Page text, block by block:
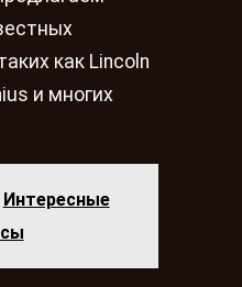
как Lincoln
и многих
Интересные